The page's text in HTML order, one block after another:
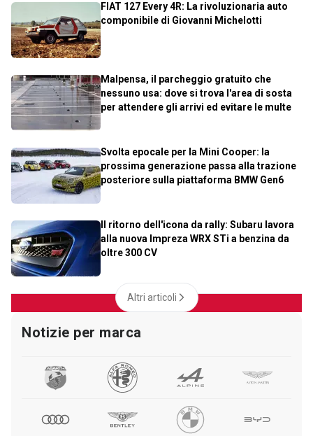
FIAT 127 Every 4R: La rivoluzionaria auto
componibile di Giovanni Michelotti
Malpensa, il parcheggio gratuito che
nessuno usa: dove si trova l'area di sosta
per attendere gli arrivi ed evitare le multe
Svolta epocale per la Mini Cooper: la
prossima generazione passa alla trazione
posteriore sulla piattaforma BMW Gen6
Il ritorno dell'icona da rally: Subaru lavora
alla nuova Impreza WRX STi a benzina da
oltre 300 CV
Altri articoli
Notizie per marca